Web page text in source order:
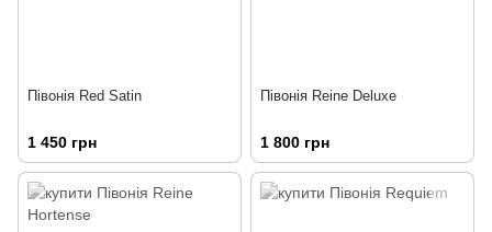
Півонія Red Satin
1 450 грн
Півонія Reine Deluxe
1 800 грн